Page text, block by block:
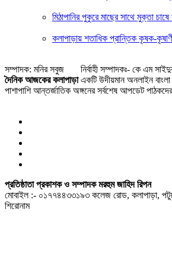
মিঠাপানির পুকুরে মাছের সাথে মুক্তা
কলাপাড়ায় শতাধিক প্রান্তিক কৃষক-
সম্পাদক: মনির সবুজ নির্বাহী সম্পাদকঃ- কে এম
দৈনিক আজকের কলাপাড়াএকটি উদীয়মান অনলাইন
পাশাপাশি আন্তর্জাতিক অঙ্গনের সর্বশেষ আপডেট
প্রতিষ্ঠাতা প্রকাশক ও সম্পাদক মরহুম জাহিদ রিপন
মোবাইল :- ০১৭৭৪৪৩৩১৯৩ কলেজ রোড, কলাপাড়া,
শিরোনাম